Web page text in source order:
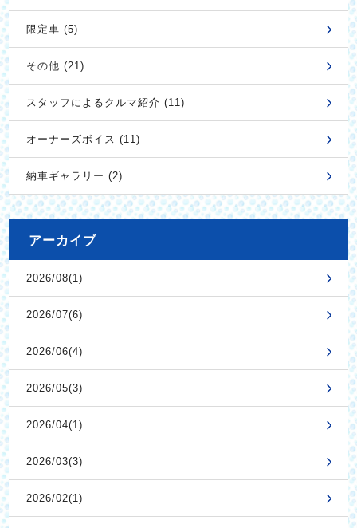
限定車 (5)
その他 (21)
スタッフによるクルマ紹介 (11)
オーナーズボイス (11)
納車ギャラリー (2)
アーカイブ
2026/08(1)
2026/07(6)
2026/06(4)
2026/05(3)
2026/04(1)
2026/03(3)
2026/02(1)